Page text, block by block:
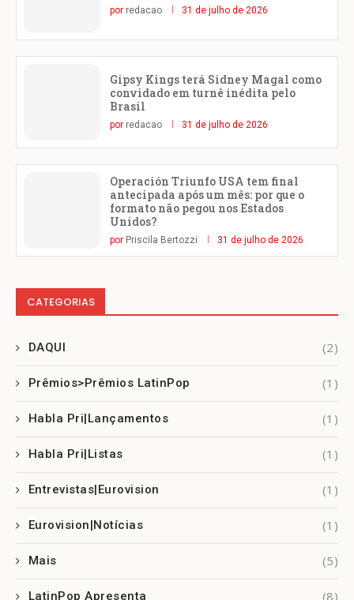
por redacao 31 de julho de 2026
Gipsy Kings terá Sidney Magal como
convidado em turnê inédita pelo
Brasil
por redacao 31 de julho de 2026
Operación Triunfo USA tem final
antecipada após um mês: por que o
formato não pegou nos Estados
Unidos?
por Priscila Bertozzi 31 de julho de 2026
CATEGORIAS
DAQUI (2)
Prêmios>Prêmios LatinPop (1)
Habla Pri|Lançamentos (1)
Habla Pri|Listas (1)
Entrevistas|Eurovision (1)
Eurovision|Notícias (1)
Mais (5)
LatinPop Apresenta (8)